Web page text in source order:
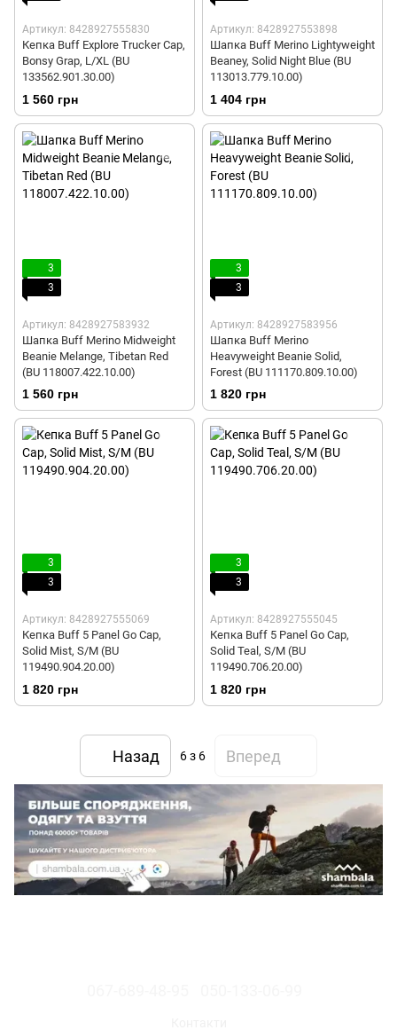
Артикул: 8428927555830
Кепка Buff Explore Trucker Cap,
Bonsy Grap, L/XL (BU
133562.901.30.00)
1 560 грн
Артикул: 8428927553898
Шапка Buff Merino Lightyweight
Beaney, Solid Night Blue (BU
113013.779.10.00)
1 404 грн
3
3
Артикул: 8428927583932
Шапка Buff Merino Midweight
Beanie Melange, Tibetan Red
(BU 118007.422.10.00)
1 560 грн
3
3
Артикул: 8428927583956
Шапка Buff Merino
Heavyweight Beanie Solid,
Forest (BU 111170.809.10.00)
1 820 грн
3
3
Артикул: 8428927555069
Кепка Buff 5 Panel Go Cap,
Solid Mist, S/M (BU
119490.904.20.00)
1 820 грн
3
3
Артикул: 8428927555045
Кепка Buff 5 Panel Go Cap,
Solid Teal, S/M (BU
119490.706.20.00)
1 820 грн
Назад 6з 6 Вперед